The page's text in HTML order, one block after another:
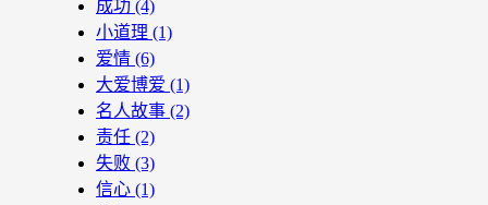
成功 (4)
小道理 (1)
爱情 (6)
大爱博爱 (1)
名人故事 (2)
责任 (2)
失败 (3)
信心 (1)